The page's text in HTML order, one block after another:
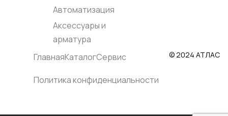
Автоматизация
Аксессуары и
арматура
ГлавнаяКаталогСервис
Политика конфиденциальности
© 2024 АТЛАС